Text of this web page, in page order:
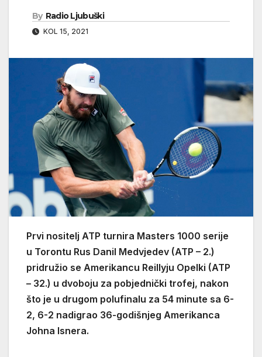
By Radio Ljubuški
KOL 15, 2021
Prvi nositelj ATP turnira Masters 1000 serije
u Torontu Rus Danil Medvjedev (ATP – 2.)
pridružio se Amerikancu Reillyju Opelki (ATP
– 32.) u dvoboju za pobjednički trofej, nakon
što je u drugom polufinalu za 54 minute sa 6-
2, 6-2 nadigrao 36-godišnjeg Amerikanca
Johna Isnera.